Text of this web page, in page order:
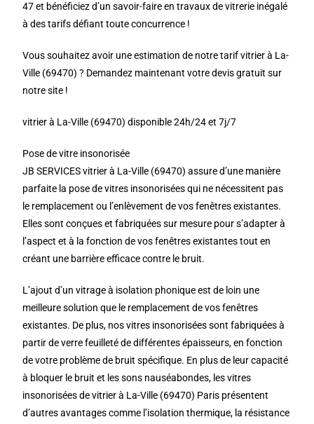
47 et bénéficiez d’un savoir-faire en travaux de vitrerie inégalé
à des tarifs défiant toute concurrence !
Vous souhaitez avoir une estimation de notre tarif vitrier à La-
Ville (69470) ? Demandez maintenant votre devis gratuit sur
notre site !
vitrier à La-Ville (69470) disponible 24h/24 et 7j/7
Pose de vitre insonorisée
JB SERVICES vitrier à La-Ville (69470) assure d’une manière
parfaite la pose de vitres insonorisées qui ne nécessitent pas
le remplacement ou l’enlèvement de vos fenêtres existantes.
Elles sont conçues et fabriquées sur mesure pour s’adapter à
l’aspect et à la fonction de vos fenêtres existantes tout en
créant une barrière efficace contre le bruit.
L’ajout d’un vitrage à isolation phonique est de loin une
meilleure solution que le remplacement de vos fenêtres
existantes. De plus, nos vitres insonorisées sont fabriquées à
partir de verre feuilleté de différentes épaisseurs, en fonction
de votre problème de bruit spécifique. En plus de leur capacité
à bloquer le bruit et les sons nauséabondes, les vitres
insonorisées de vitrier à La-Ville (69470) Paris présentent
d’autres avantages comme l’isolation thermique, la résistance